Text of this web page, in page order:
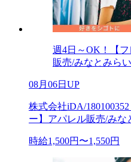
週4日～OK！【
販売/みなとみらい
08月06日UP
株式会社iDA/
ー】アパレル販売/みな
時給1,500円〜1,550円